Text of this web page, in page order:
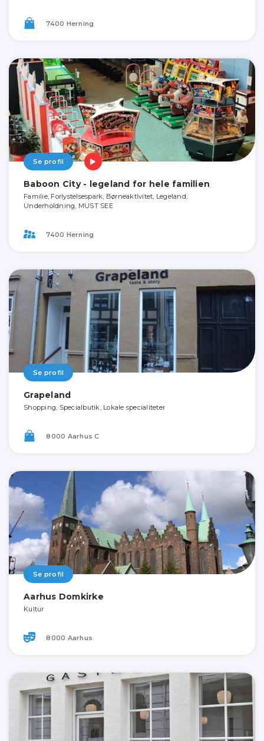
7400 Herning
Se profil
Baboon City - legeland for hele familien
Familie, Forlystelsespark, Børneaktivitet, Legeland,
Underholdning, MUST SEE
7400 Herning
Se profil
Grapeland
Shopping, Specialbutik, Lokale specialiteter
8000 Aarhus C
Se profil
Aarhus Domkirke
Kultur
8000 Aarhus